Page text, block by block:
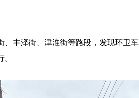
丰泽街、津淮街等路段，发现环卫车